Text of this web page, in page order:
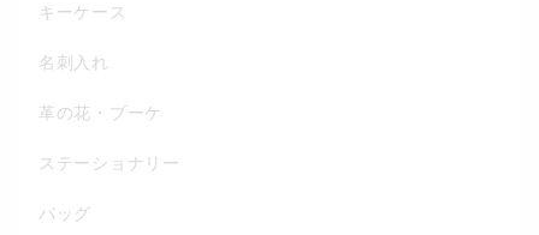
キーケース
名刺入れ
革の花・ブーケ
ステーショナリー
バッグ